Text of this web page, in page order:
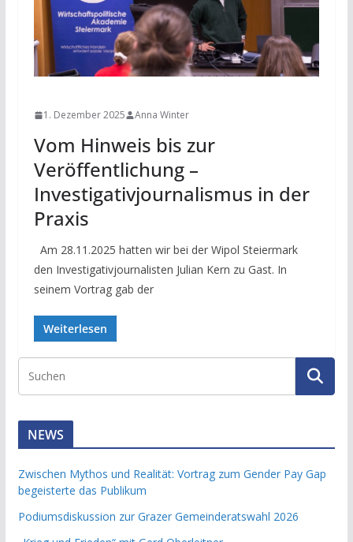
1. Dezember 2025 Anna Winter
Vom Hinweis bis zur
Veröffentlichung –
Investigativjournalismus in der
Praxis
Am 28.11.2025 hatten wir bei der Wipol Steiermark
den Investigativjournalisten Julian Kern zu Gast. In
seinem Vortrag gab der
Weiterlesen
NEWS
Zwischen Mythos und Realität: Vortrag zum Gender Pay Gap
begeisterte das Publikum
Podiumsdiskussion zur Grazer Gemeinderatswahl 2026